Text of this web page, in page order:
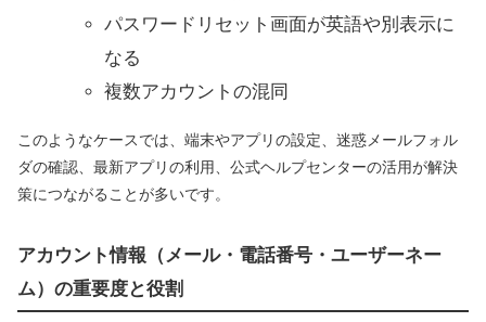
パスワードリセット画面が英語や別表示に
なる
複数アカウントの混同
このようなケースでは、端末やアプリの設定、迷惑メールフォル
ダの確認、最新アプリの利用、公式ヘルプセンターの活用が解決
策につながることが多いです。
アカウント情報（メール・電話番号・ユーザーネー
ム）の重要度と役割